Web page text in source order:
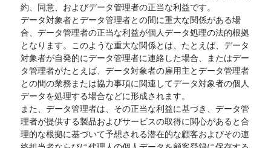
約、同意、およびデータ管理者の正当な利益です。
データ対象者とデータ管理者との間に重大な関係がある場
合、データ管理者の正当な利益が個人データ処理の法的根拠
となります。このような重大な関係とは、たとえば、データ
対象者が自発的にデータ管理者に連絡した場合、またはデー
タ管理者がたとえば、データ対象者の雇用主とデータ管理者
との間の業務または協力事項に関連してデータ対象者の個人
データを処理する場合などに形成されます。
また、データ管理者は、その正当な利益に基づき、データ管
理者が提供する製品およびサービスの取得に関心があると合
理的な根拠に基づいて予想される潜在的な顧客およびその連